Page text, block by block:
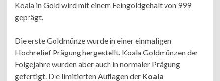
Koala in Gold wird mit einem Feingoldgehalt von 999
geprägt.
Die erste Goldmünze wurde in einer einmaligen
Hochrelief Prägung hergestellt. Koala Goldmünzen der
Folgejahre wurden aber auch in normaler Prägung
gefertigt. Die limitierten Auflagen der Koala